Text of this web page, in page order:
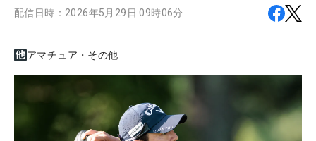
配信日時： 2026年5月29日 09時06分
アマチュア・その他